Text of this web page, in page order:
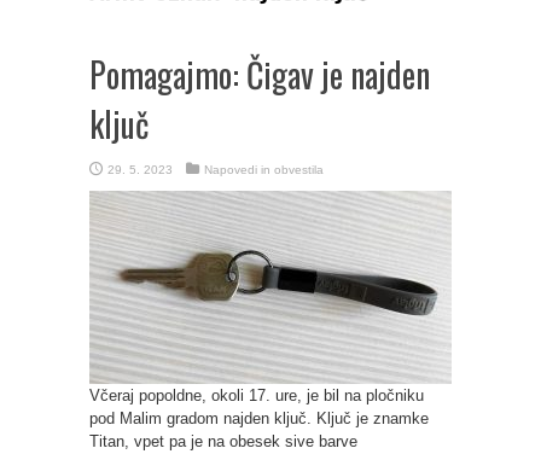
Pomagajmo: Čigav je najden
ključ
29. 5. 2023 Napovedi in obvestila
Včeraj popoldne, okoli 17. ure, je bil na pločniku
pod Malim gradom najden ključ. Ključ je znamke
Titan, vpet pa je na obesek sive barve